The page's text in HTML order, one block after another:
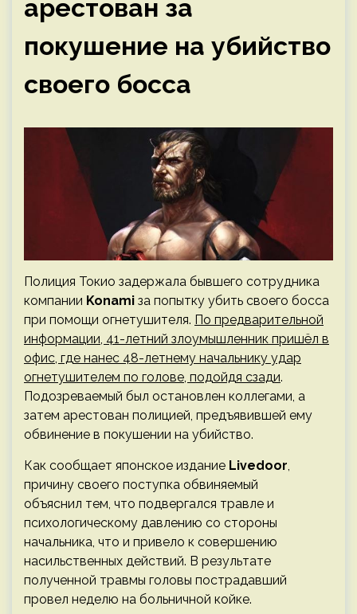
арестован за
покушение на убийство
своего босса
Полиция Токио задержала бывшего сотрудника
компании Konami за попытку убить своего босса
при помощи огнетушителя. По предварительной
информации, 41-летний злоумышленник пришёл в
офис, где нанес 48-летнему начальнику удар
огнетушителем по голове, подойдя сзади.
Подозреваемый был остановлен коллегами, а
затем арестован полицией, предъявившей ему
обвинение в покушении на убийство.
Как сообщает японское издание Livedoor,
причину своего поступка обвиняемый
объяснил тем, что подвергался травле и
психологическому давлению со стороны
начальника, что и привело к совершению
насильственных действий. В результате
полученной травмы головы пострадавший
провел неделю на больничной койке.